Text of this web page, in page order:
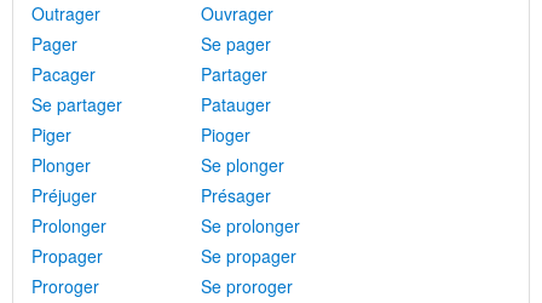
Outrager
Ouvrager
Pager
Se pager
Pacager
Partager
Se partager
Patauger
Piger
Pioger
Plonger
Se plonger
Préjuger
Présager
Prolonger
Se prolonger
Propager
Se propager
Proroger
Se proroger